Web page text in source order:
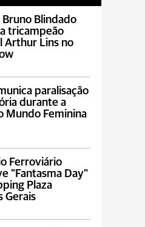
Bruno Blindado
tricampeão
Arthur Lins no
paralisação
durante a
Mundo Feminina
Ferroviário
"Fantasma Day"
Plaza
Gerais